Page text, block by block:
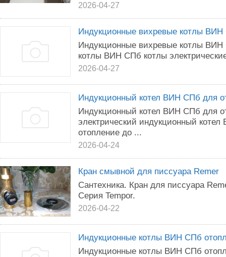
2026-04-27
Индукционные вихревые котлы
Индукционные вихревые котлы
котлы ВИН СПб котлы
2026-04-27
Индукционный котел ВИН СПб для
Индукционный котел ВИН СПб для
электрический индукционный
отопление до ...
2026-04-24
Кран смывной для писсуара Remer
Сантехника. Кран для писсуара
Серия Tempor.
2026-04-22
Индукционные котлы ВИН СПб
Индукционные котлы ВИН СПб